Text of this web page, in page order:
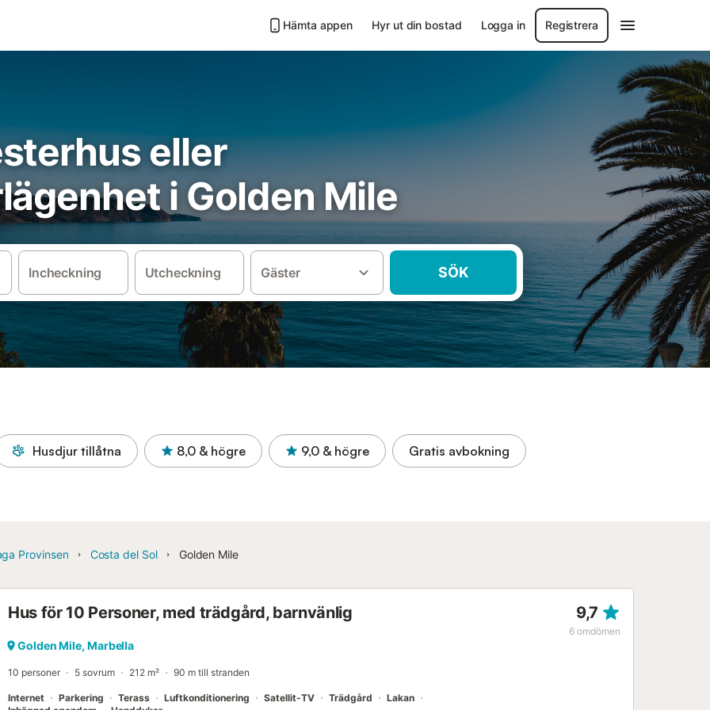
Hämta appen Hyr ut din bostad Logga in Registrera
eller
i Golden Mile
Incheckning Utcheckning Gäster SÖK
Husdjur tillåtna 8,0 & högre 9,0 & högre Gratis avbokning
Provinsen Costa del Sol Golden Mile
Hus för 10 Personer, med trädgård, barnvänlig 9,7
6 omdömen
Golden Mile, Marbella
10 personer 5 sovrum 212 m² 90 m till stranden
Internet Parkering Terass Luftkonditionering Satellit-TV Trädgård
Lakan